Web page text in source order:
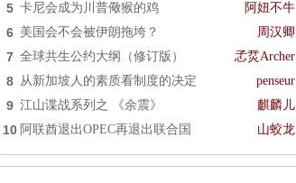
5 卡尼会成为川普儆猴的鸡 阿妞不牛
6 美国会不会被伊朗拖垮？ 周汉卿
7 全球共生公约大纲（修订版） 孞烎Archer
8 从新加坡人的素质看制度的决定 penseur
9 江山谍战系列之 《余震》 麒麟儿
10 阿联酋退出OPEC再退出联合国 山蛟龙